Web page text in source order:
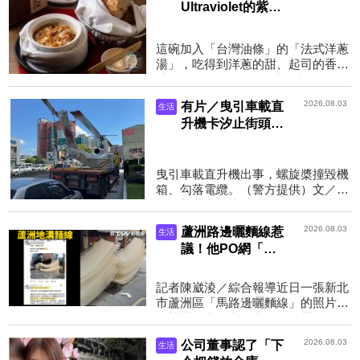
Ultraviolet的紫色
街角餐酒館
POLUX！一碗洋
蔥湯、一顆媽媽
蛋，Paul Pairet把
「真正的法國」搬
來台北了
這碗加入「台灣油條」的「法式洋蔥
湯」，吃得到洋蔥的甜、起司的香與
然出現一間門口罩著紅...
生活
有片／曳引車載直
升機卡汐止街頭！
口號誌全亂
2026.08.03
曳引車載直升機出事，螺旋槳撞毀機
箱、勾落電纜。（警方提供）文／鏡
一輛營業貨運曳引車載...
生活
蘆洲路邊曬麵線惹
議！他PO網「孫
銷」反被停業
Cheap：慘遭大義
滅親
2026.08.03
記者陳崴淩／綜合報導近日一張新北
市蘆洲區「馬路邊曬麵線」的照片引
麵條幾近垂地，讓不...
生活
公司董事認了「下
2026.08.03